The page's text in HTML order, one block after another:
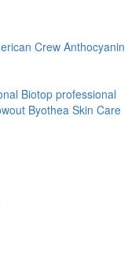
CrewAnthocyanin
Biotop professional
Byothea Skin Care